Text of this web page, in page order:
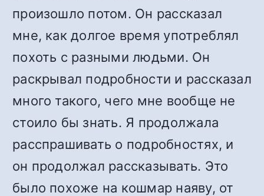
произошло потом. Он рассказал
мне, как долгое время употреблял
похоть с разными людьми. Он
раскрывал подробности и рассказал
много такого, чего мне вообще не
стоило бы знать. Я продолжала
расспрашивать о подробностях, и
он продолжал рассказывать. Это
было похоже на кошмар наяву, от